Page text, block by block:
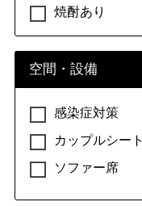
焼酎あり
空間・設備
感染症対策
カップルシート
ソファー席